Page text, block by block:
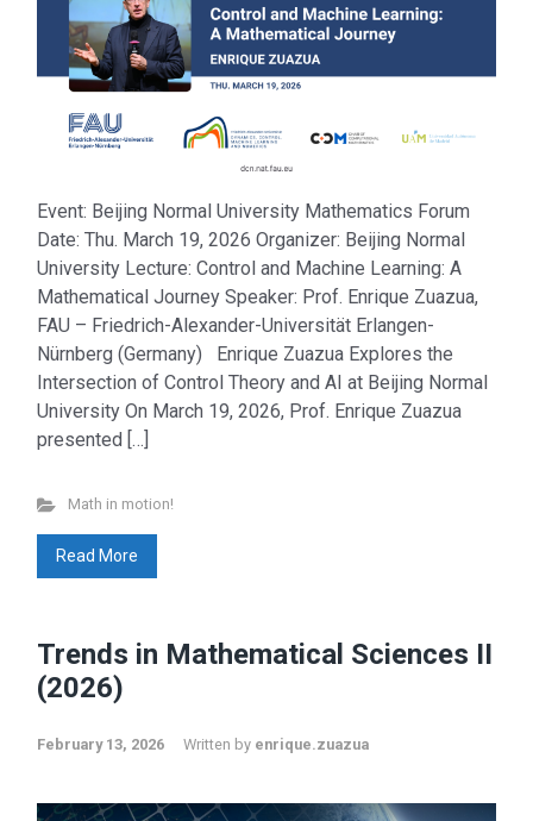
Event: Beijing Normal University Mathematics Forum
Date: Thu. March 19, 2026 Organizer: Beijing Normal
University Lecture: Control and Machine Learning: A
Mathematical Journey Speaker: Prof. Enrique Zuazua,
FAU – Friedrich-Alexander-Universität Erlangen-
Nürnberg (Germany) Enrique Zuazua Explores the
Intersection of Control Theory and AI at Beijing Normal
University On March 19, 2026, Prof. Enrique Zuazua
presented […]
Math in motion!
Read More
Trends in Mathematical Sciences II
(2026)
February 13, 2026 Written by enrique.zuazua